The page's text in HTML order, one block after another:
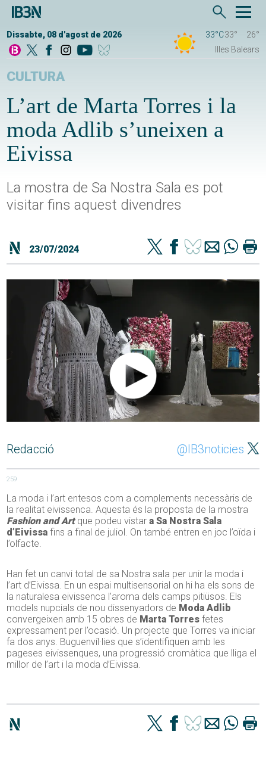
Dissabte, 08 d'agost de 2026 33°C33°
26°
Illes Balears
CULTURA
L’art de Marta Torres i la
moda Adlib s’uneixen a
Eivissa
La mostra de Sa Nostra Sala es pot
visitar fins aquest divendres
23/07/2024
Redacció @IB3noticies
259
La moda i l’art entesos com a complements necessàris de
la realitat eivissenca. Aquesta és la proposta de la mostra
Fashion and Artque podeu vistar a Sa Nostra Sala
d’Eivissafins a final de juliol. On també entren en joc l’oïda i
l’olfacte.
Han fet un canvi total de sa Nostra sala per unir la moda i
l’art d’Eivissa. En un espai multisensorial on hi ha els sons de
la naturalesa eivissenca l’aroma dels camps pitiüsos. Els
models nupcials de nou dissenyadors de Moda Adlib
convergeixen amb 15 obres de Marta Torres fetes
expressament per l’ocasió. Un projecte que Torres va iniciar
fa dos anys. Buguenvíl·lies que s’identifiquen amb les
pageses eivissenques, una progressió cromàtica que lliga el
millor de l’art i la moda d’Eivissa.